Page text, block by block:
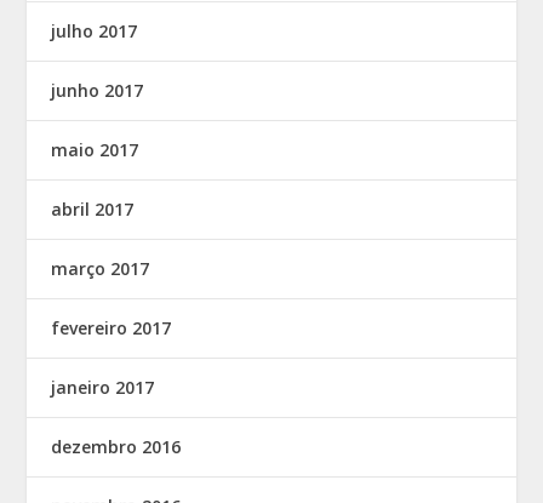
julho 2017
junho 2017
maio 2017
abril 2017
março 2017
fevereiro 2017
janeiro 2017
dezembro 2016